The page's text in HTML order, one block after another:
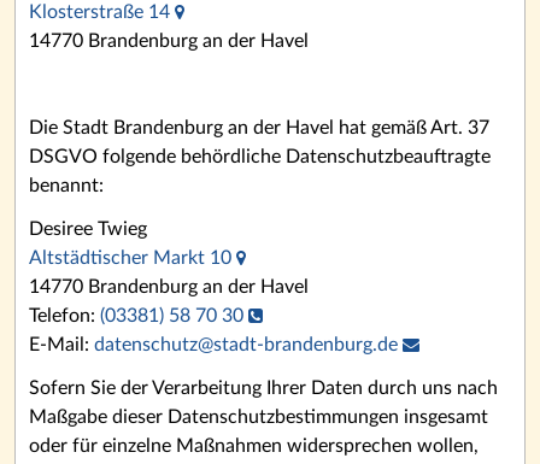
Klosterstraße 14
14770 Brandenburg an der Havel
Die Stadt Brandenburg an der Havel hat gemäß Art. 37
DSGVO folgende behördliche Datenschutzbeauftragte
benannt:
Desiree Twieg
Altstädtischer Markt 10
14770 Brandenburg an der Havel
Telefon: (03381) 58 70 30
E-Mail: datenschutz@stadt-brandenburg.de
Sofern Sie der Verarbeitung Ihrer Daten durch uns nach
Maßgabe dieser Datenschutzbestimmungen insgesamt
oder für einzelne Maßnahmen widersprechen wollen,